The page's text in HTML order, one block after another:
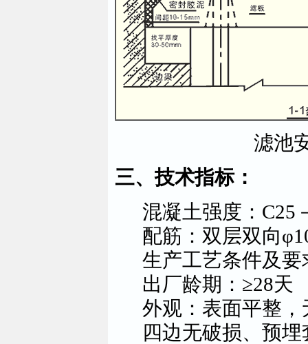
滤池
三、技术指标：
混凝土强度：C25
配筋：双层双向
生产工艺条件及要
出厂龄期：≥28天
外观：表面平整
四边无破损、预